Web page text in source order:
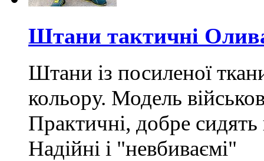
Штани тактичні
Штани із посиленої
кольору. Модель
Практичні, добре
Надійні і "невбиваємі"